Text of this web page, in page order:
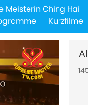
Meisterin Ching Hai
Kurzfilme
145